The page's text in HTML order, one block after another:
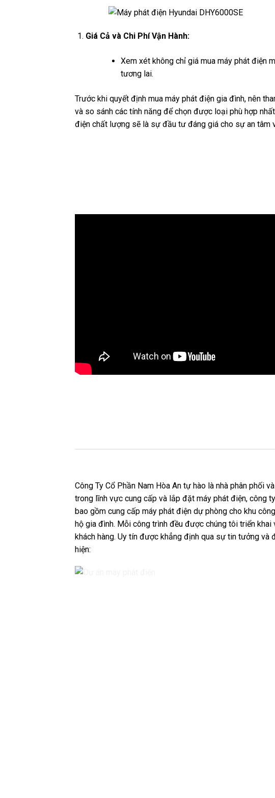
Giá Cả và Chi Phí Vận Hành:
Xem xét không chỉ giá mua máy phát điện
tương lai.
Trước khi quyết định mua máy phát điện gia đình, nên
và so sánh các tính năng để chọn được loại phù hợp
điện chất lượng sẽ là sự đầu tư đáng giá cho sự an tâm
Công Ty Cổ Phần Nam Hòa An tự hào là nhà phân phối
trong lĩnh vực cung cấp và lắp đặt máy phát điện, công
bao gồm cung cấp máy phát điện dự phòng cho khu
hộ gia đình. Mỗi công trình đều được chúng tôi triển
khách hàng. Uy tín được khẳng định qua sự tin tưởng
hiện: